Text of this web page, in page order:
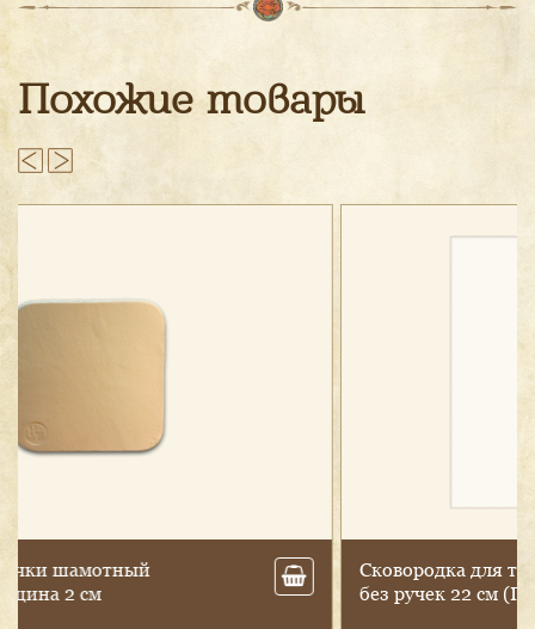
Похожие товары
Ско­вород­ка для тад­жи­на с гла­зурью
без ру­чек 22 см (Пли­та+ду­хов­ка)